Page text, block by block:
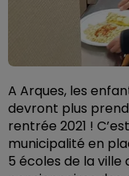
A Arques, les
devront plus
rentrée 2021 !
municipalité en
5 écoles de la ville